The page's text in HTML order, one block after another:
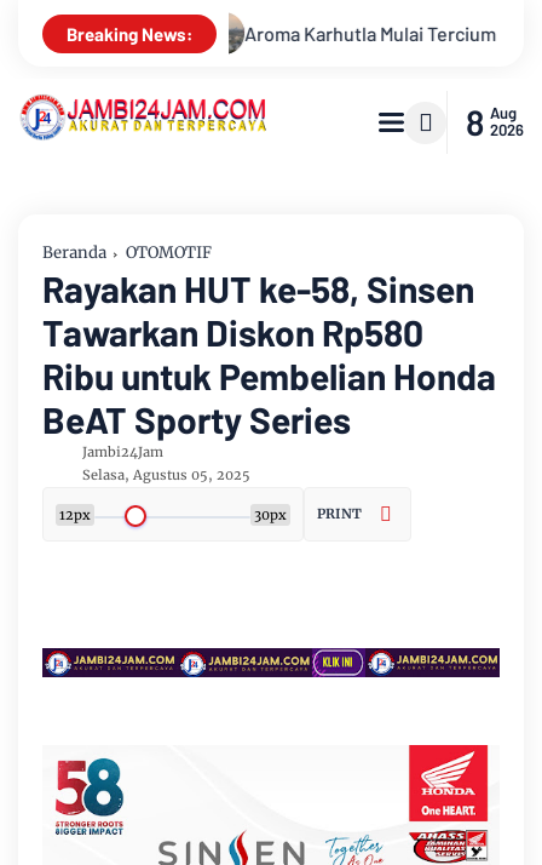
Breaking News:
Mulai Tercium di Kota Jambi, Warga Diminta Waspada Hadapi
8 Aug
2026
Beranda OTOMOTIF
Rayakan HUT ke-58, Sinsen
Tawarkan Diskon Rp580
Ribu untuk Pembelian Honda
BeAT Sporty Series
Jambi24Jam
Selasa, Agustus 05, 2025
12px 30px PRINT